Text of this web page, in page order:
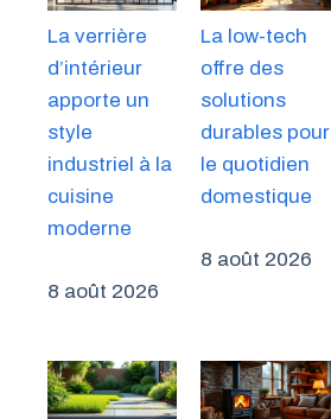
La verrière
d’intérieur
apporte un
style
industriel à la
cuisine
moderne
8 août 2026
La low-tech
offre des
solutions
durables pour
le quotidien
domestique
8 août 2026